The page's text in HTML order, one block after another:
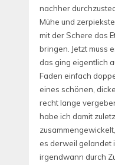
nachher
Mühe und
mit der Schere das
bringen. Jetzt muss
das ging eigentlich
Faden einfach
eines schönen,
recht lange
habe ich damit
es derweil gelandet
irgendwann durch